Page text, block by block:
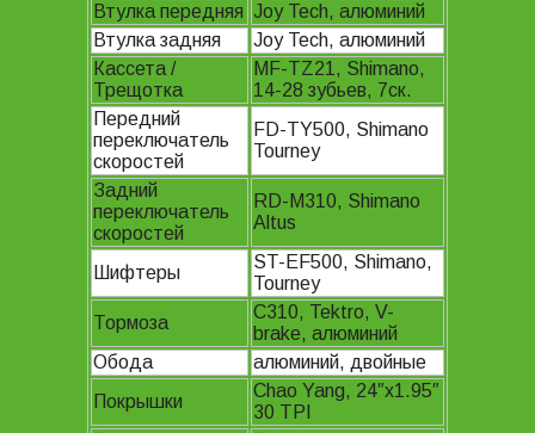
Втулка передняя Joy Tech, алюминий
Втулка задняя
Joy Tech, алюминий
Кассета /
Трещотка
MF-TZ21, Shimano,
14-28 зубьев, 7ск.
Передний
переключатель
скоростей
FD-TY500, Shimano
Tourney
Задний
переключатель
скоростей
RD-M310, Shimano
Altus
Шифтеры
ST-EF500, Shimano,
Tourney
Тормоза
C310, Tektro, V-
brake, алюминий
Обода
алюминий, двойные
Покрышки
Chao Yang, 24″x1.95″
30 TPI